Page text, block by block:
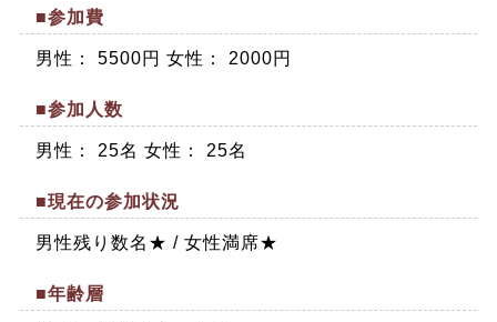
■参加費
男性： 5500円 女性： 2000円
■参加人数
男性： 25名 女性： 25名
■現在の参加状況
男性残り数名★ / 女性満席★
■年齢層